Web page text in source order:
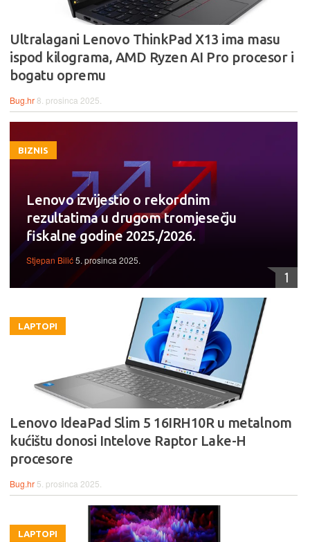
Ultralagani Lenovo ThinkPad X13 ima masu
ispod kilograma, AMD Ryzen AI Pro procesor i
bogatu opremu
Bug.hr8. prosinca 2025.
BIZNIS
Lenovo izvijestio o rekordnim
rezultatima u drugom tromjesečju
fiskalne godine 2025./2026.
Stjepan Bilić5. prosinca 2025.
1
LAPTOPI
Lenovo IdeaPad Slim 5 16IRH10R u metalnom
kućištu donosi Intelove Raptor Lake-H
procesore
Bug.hr 5. prosinca 2025.
LAPTOPI